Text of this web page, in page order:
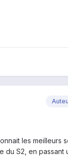
les meilleurs
du S2, en passant